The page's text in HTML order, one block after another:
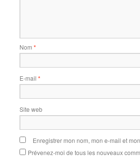
Nom *
E-mail *
Site web
Enregistrer mon nom, mon e-mail et
Prévenez-moi de tous les nouveaux